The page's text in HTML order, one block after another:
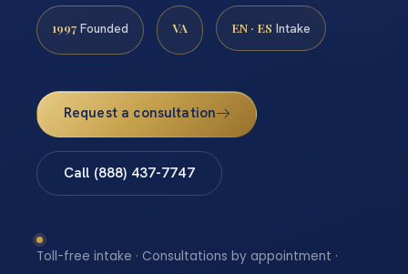
1997 Founded VA EN · ES Intake
Request a consultation
Call (888) 437-7747
Toll-free intake · Consultations by appointment ·